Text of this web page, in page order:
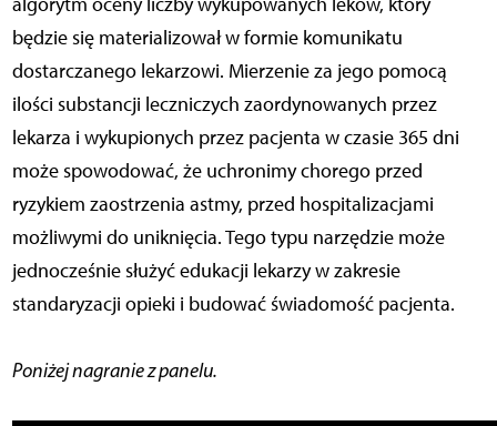
będzie się materializował w formie komunikatu
dostarczanego lekarzowi. Mierzenie za jego pomocą
ilości substancji leczniczych zaordynowanych przez
lekarza i wykupionych przez pacjenta w czasie 365 dni
może spowodować, że uchronimy chorego przed
ryzykiem zaostrzenia astmy, przed hospitalizacjami
możliwymi do uniknięcia. Tego typu narzędzie może
jednocześnie służyć edukacji lekarzy w zakresie
standaryzacji opieki i budować świadomość pacjenta.
Poniżej nagranie z panelu.